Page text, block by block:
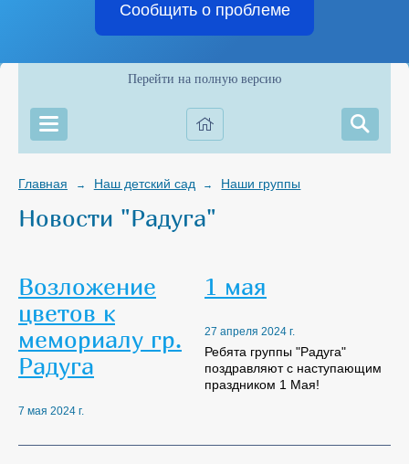
Сообщить о проблеме
Перейти на полную версию
Главная → Наш детский сад → Наши группы
Новости "Радуга"
Возложение
цветов к
мемориалу гр.
Радуга
7 мая 2024 г.
1 мая
27 апреля 2024 г.
Ребята группы "Радуга"
поздравляют с наступающим
праздником 1 Мая!